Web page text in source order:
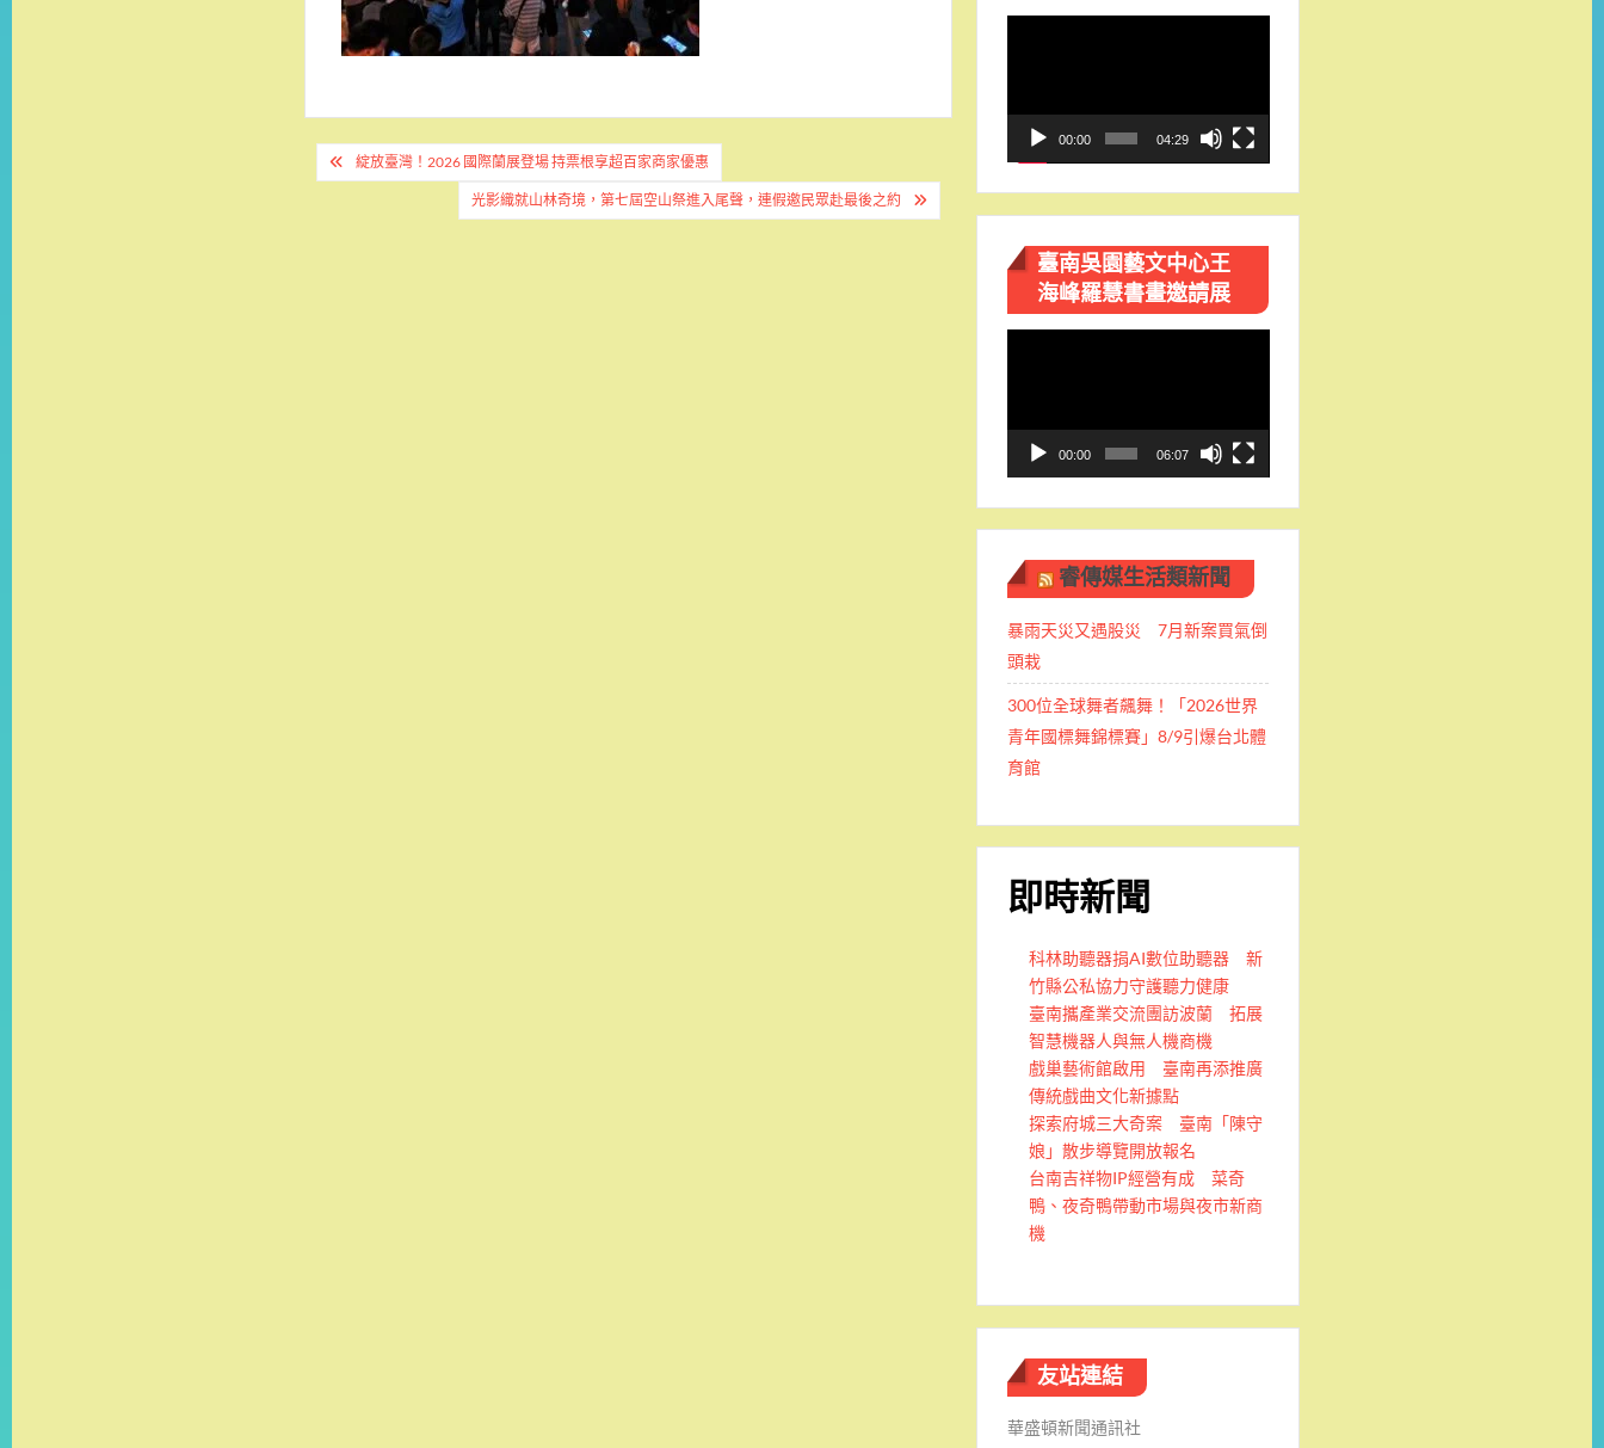
文
章
綻放臺灣！2026 國際蘭展登場 持票根享超百家商家優惠
光影織就山林奇境，第七屆空山祭進入尾聲，連假邀民眾赴最後之約
放
00:00 04:29
臺南吳園藝文中心王
海峰羅慧書畫邀請展
00:00 06:07
睿傳媒生活類新聞
暴雨天災又遇股災 7月新案買氣倒
頭栽
300位全球舞者飆舞！「2026世界
青年國標舞錦標賽」8/9引爆台北體
育館
即時新聞
科林助聽器捐AI數位助聽器 新
竹縣公私協力守護聽力健康
臺南攜產業交流團訪波蘭 拓展
智慧機器人與無人機商機
戲巢藝術館啟用 臺南再添推廣
傳統戲曲文化新據點
探索府城三大奇案 臺南「陳守
娘」散步導覽開放報名
台南吉祥物IP經營有成 菜奇
鴨、夜奇鴨帶動市場與夜市新商
機
友站連結
華盛頓新聞通訊社